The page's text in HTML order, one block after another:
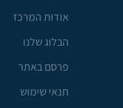
אודות המרכז
הבלוג שלנו
פרסם באתר
תנאי שימוש